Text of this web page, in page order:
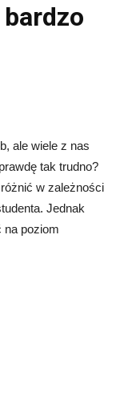
ale wiele z nas
tak trudno?
w zależności
Jednak
na poziom